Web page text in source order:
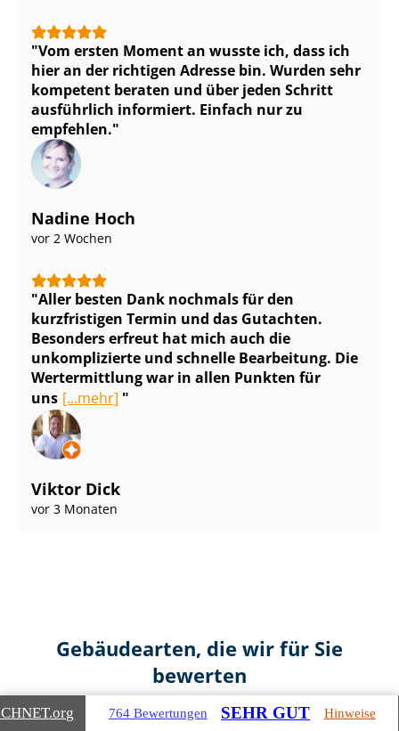
Vom ersten Moment an wusste ich, dass ich
hier an der richtigen Adresse bin. Wurden sehr
kompetent beraten und über jeden Schritt
ausführlich informiert. Einfach nur zu
empfehlen.
Nadine Hoch
vor 2 Wochen
Aller besten Dank nochmals für den
kurzfristigen Termin und das Gutachten.
Besonders erfreut hat mich auch die
unkomplizierte und schnelle Bearbeitung. Die
Wertermittlung war in allen Punkten für
uns [...mehr]
Viktor Dick
vor 3 Monaten
Gebäudearten, die wir für Sie
bewerten
.org 764 Bewertungen SEHR GUT Hinweise